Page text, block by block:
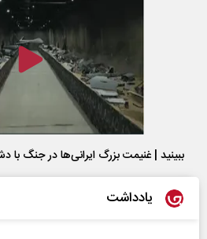
ببینید | غنیمت بزرگ ایرانی‌ها در جنگ با
یادداشت